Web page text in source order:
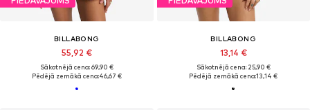
BILLABONG
55,92 €
Sākotnējā cena: 69,90 €
Pēdējā zemākā cena:46,67 €
BILLABONG
13,14 €
Sākotnējā cena: 25,90 €
Pēdējā zemākā cena:13,14 €